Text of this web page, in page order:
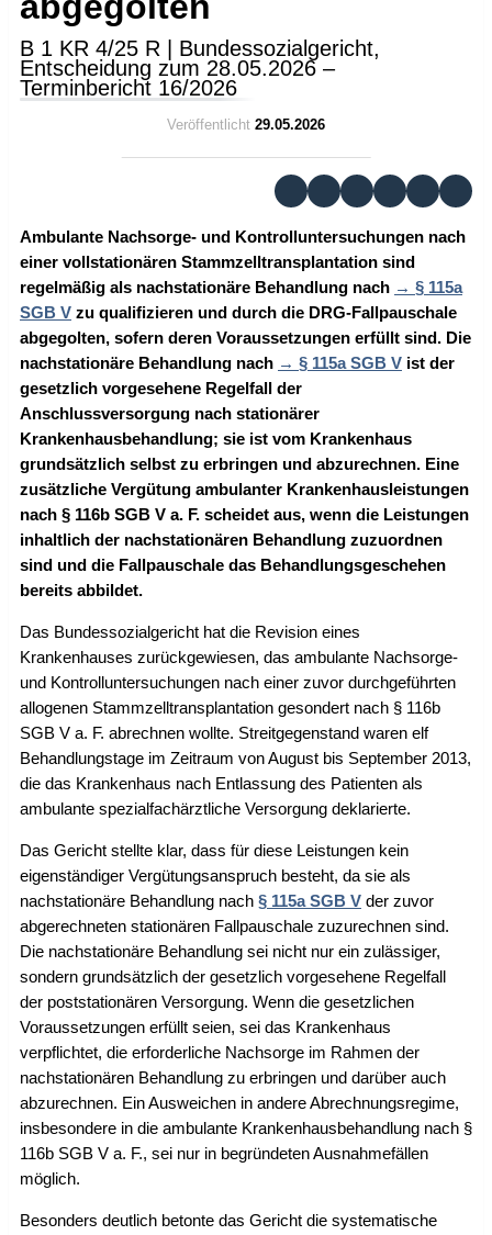
B 1 KR 4/25 R | Bundessozialgericht,
Entscheidung zum 28.05.2026 –
Terminbericht 16/2026
Veröffentlicht 29.05.2026
Ambulante Nachsorge- und Kontrolluntersuchungen nach
einer vollstationären Stammzelltransplantation sind
regelmäßig als nachstationäre Behandlung nach
§ 115a
SGB V zu qualifizieren und durch die DRG-Fallpauschale
abgegolten, sofern deren Voraussetzungen erfüllt sind. Die
nachstationäre Behandlung nach
§ 115a SGB V ist der
gesetzlich vorgesehene Regelfall der
Anschlussversorgung nach stationärer
Krankenhausbehandlung; sie ist vom Krankenhaus
grundsätzlich selbst zu erbringen und abzurechnen. Eine
zusätzliche Vergütung ambulanter Krankenhausleistungen
nach § 116b SGB V a. F. scheidet aus, wenn die Leistungen
inhaltlich der nachstationären Behandlung zuzuordnen
sind und die Fallpauschale das Behandlungsgeschehen
bereits abbildet.
Das Bundessozialgericht hat die Revision eines
Krankenhauses zurückgewiesen, das ambulante Nachsorge-
und Kontrolluntersuchungen nach einer zuvor durchgeführten
allogenen Stammzelltransplantation gesondert nach § 116b
SGB V a. F. abrechnen wollte. Streitgegenstand waren elf
Behandlungstage im Zeitraum von August bis September 2013,
die das Krankenhaus nach Entlassung des Patienten als
ambulante spezialfachärztliche Versorgung deklarierte.
Das Gericht stellte klar, dass für diese Leistungen kein
eigenständiger Vergütungsanspruch besteht, da sie als
nachstationäre Behandlung nach § 115a SGB V der zuvor
abgerechneten stationären Fallpauschale zuzurechnen sind.
Die nachstationäre Behandlung sei nicht nur ein zulässiger,
sondern grundsätzlich der gesetzlich vorgesehene Regelfall
der poststationären Versorgung. Wenn die gesetzlichen
Voraussetzungen erfüllt seien, sei das Krankenhaus
verpflichtet, die erforderliche Nachsorge im Rahmen der
nachstationären Behandlung zu erbringen und darüber auch
abzurechnen. Ein Ausweichen in andere Abrechnungsregime,
insbesondere in die ambulante Krankenhausbehandlung nach §
116b SGB V a. F., sei nur in begründeten Ausnahmefällen
möglich.
Besonders deutlich betonte das Gericht die systematische